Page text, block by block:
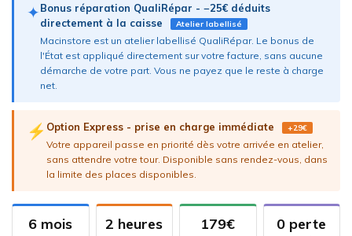
✦Bonus réparation QualiRépar - −25€ déduits
directement à la caisse
Atelier labellisé
Macinstore est un atelier labellisé QualiRépar. Le bonus de
l'État est appliqué directement sur votre facture, sans aucune
démarche de votre part. Vous ne payez que le reste à charge
net.
⚡ Option Express - prise en charge immédiate +29€
Votre appareil passe en priorité dès votre arrivée en atelier,
sans attendre votre tour. Disponible sans rendez-vous, dans
la limite des places disponibles.
6 mois 2 heures 179€ 0 perte